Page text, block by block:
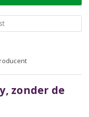
zonder de